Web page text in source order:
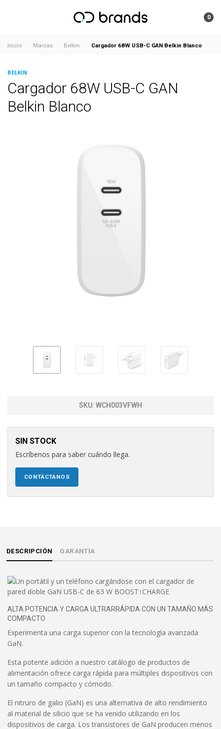
0
Inicio Marcas Belkin Cargador 68W USB-C GAN Belkin Blanco
BELKIN
Cargador 68W USB-C GAN
Belkin Blanco
SKU: WCH003VFWH
SIN STOCK
Escríbenos para saber cuándo llega.
CONTÁCTANOS
DESCRIPCIÓN GARANTÍA
ALTA POTENCIA Y CARGA ULTRARRÁPIDA CON UN TAMAÑO MÁS
COMPACTO
Experimenta una carga superior con la tecnología avanzada
GaN.
Esta potente adición a nuestro catálogo de productos de
alimentación ofrece carga rápida para múltiples dispositivos con
un tamaño compacto y cómodo.
El nitruro de galio (GaN) es una alternativa de alto rendimiento
al material de silicio que se ha venido utilizando en los
dispositivos de carga. Los transistores de GaN producen menos